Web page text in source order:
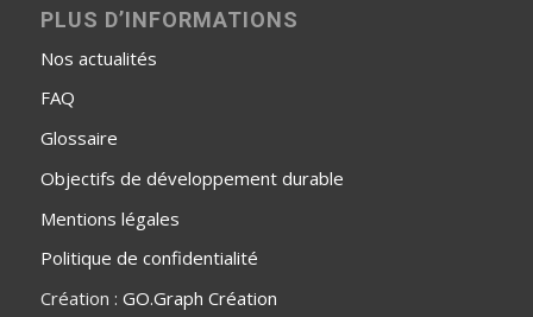
PLUS D’INFORMATIONS
Nos actualités
FAQ
Glossaire
Objectifs de développement durable
Mentions légales
Politique de confidentialité
Création : GO.Graph Création